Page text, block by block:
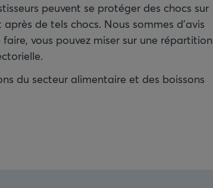
peuvent se protéger des chocs sur
de tels chocs. Nous sommes d’avis
faire, vous pouvez miser sur une répartition
du secteur alimentaire et des boissons